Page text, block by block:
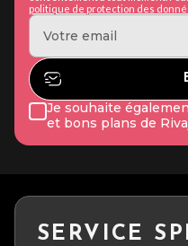
politique de protection des
Je souhaite
et bons plans de
SERVICE